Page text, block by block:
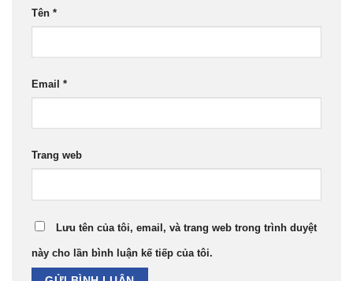
Tên *
Email *
Trang web
Lưu tên của tôi, email, và trang web trong trình duyệt
này cho lần bình luận kế tiếp của tôi.